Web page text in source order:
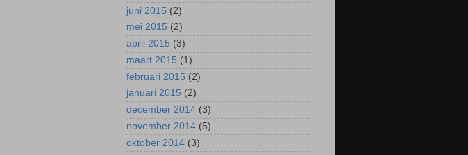
juni 2015 (2)
mei 2015 (2)
april 2015 (3)
maart 2015 (1)
februari 2015 (2)
januari 2015 (2)
december 2014 (3)
november 2014 (5)
oktober 2014 (3)